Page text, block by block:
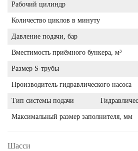
Рабочий цилиндр
Количество циклов в минуту
Давление подачи, бар
Вместимость приёмного бункера, м³
Размер S-трубы
Производитель гидравлического насоса
Тип системы подачи
Максимальный размер заполнителя, мм
Шасcи